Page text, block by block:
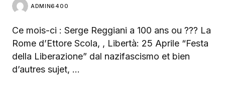
ADMIN6400
Ce mois-ci : Serge Reggiani a 100 ans ou ??? La
Rome d’Ettore Scola, , Libertà: 25 Aprile “Festa
della Liberazione” dal nazifascismo et bien
d’autres sujet, …